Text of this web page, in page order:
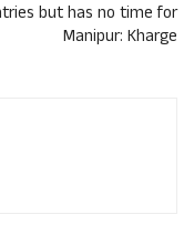
but has no time for
Manipur: Kharge